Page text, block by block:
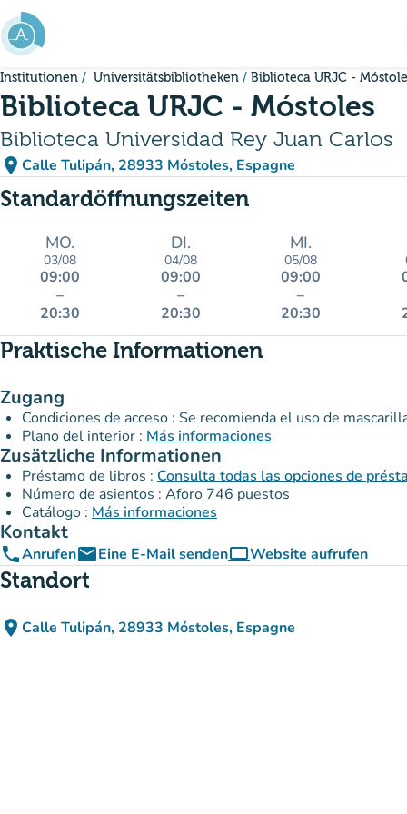
Gehe zum Hauptinhalt
Institutionen Universitätsbibliotheken Biblioteca URJC -
Biblioteca URJC - Móstoles
Biblioteca Universidad Rey Juan Carlos
place Calle Tulipán, 28933 Móstoles, Espagne
(in Google Maps öffnen)
(new tab)
Standardöffnungszeiten
MO.
03/08
09:00
–
20:30
DI.
04/08
09:00
–
20:30
MI.
05/08
09:00
–
20:30
Praktische Informationen
Zugang
Condiciones de acceso : Se recomienda el uso de
Plano del interior : Más informaciones
Zusätzliche Informationen
Préstamo de libros : Consulta todas las opciones de
Número de asientos : Aforo 746 puestos
Catálogo : Más informaciones
Kontakt
phoneAnrufenemailEine E-Mail sendencomputerWebsite aufrufen
(new tab)
Standort
place Calle Tulipán, 28933 Móstoles, Espagne
(in Google Maps öffnen)
(new tab)